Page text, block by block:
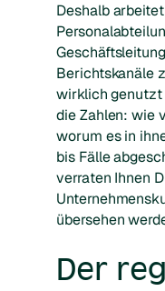
Deshalb
Berichtskanäle
wirklich genutzt
die Zahlen: wie
worum es in
bis Fälle
verraten Ihnen
übersehen
Der